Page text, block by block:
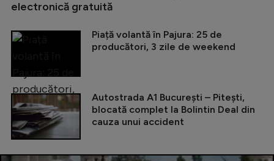
electronică gratuită
Piață volantă în Pajura: 25 de
producători, 3 zile de weekend
Autostrada A1 București – Pitești,
blocată complet la Bolintin Deal din
cauza unui accident